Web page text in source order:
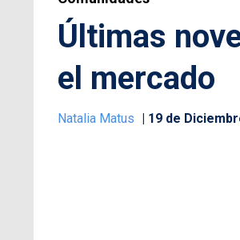
Últimas
el mercado
Natalia Matus 19 de